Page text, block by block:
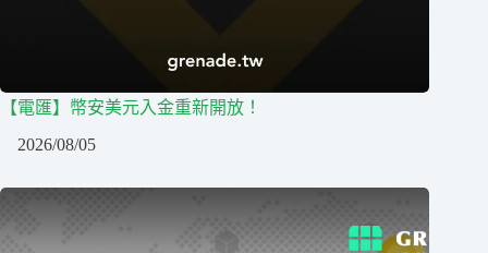
【電匯】幣安美元入金重新開放！
2026/08/05